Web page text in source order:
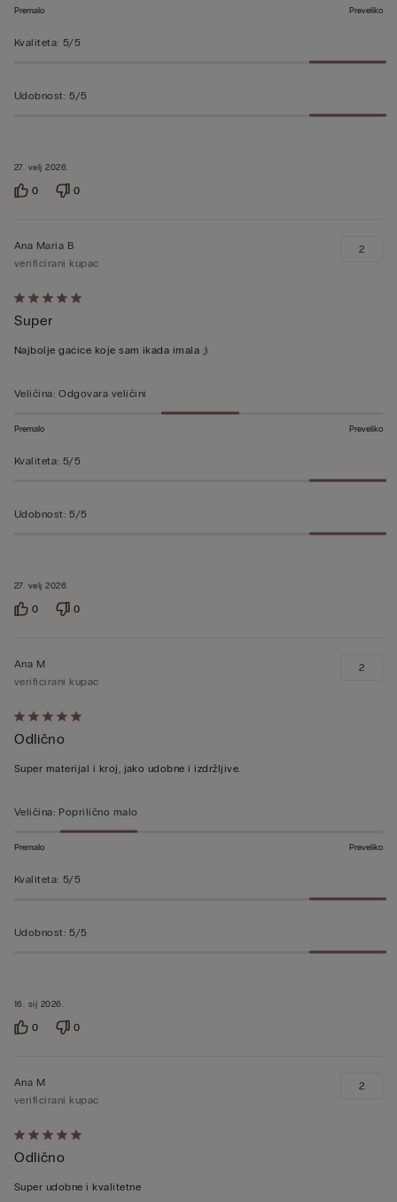
27. velj 2026.
Premalo Preveliko
Kvaliteta: 5/5
Udobnost: 5/5
0 0
Dali
ste
ocjenu
od
27. velj 2026.
Ana Maria B
verificirani kupac
Super
Najbolje gaćice koje sam ikada imala ;)
2
Veličina: Odgovara veličini
Premalo Preveliko
Kvaliteta: 5/5
Udobnost: 5/5
0 0
Dali
ste
ocjenu
od
16. sij 2026.
Ana M
verificirani kupac
Odlično
Super materijal i kroj, jako udobne i izdržljive.
2
Veličina: Poprilično malo
Premalo Preveliko
Kvaliteta: 5/5
Udobnost: 5/5
0 0
Dali
ste
ocjenu
Ana M
verificirani kupac
Odlično
Super udobne i kvalitetne
2